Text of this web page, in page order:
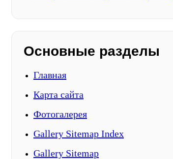
Основные разделы
Главная
Карта сайта
Фотогалерея
Gallery Sitemap Index
Gallery Sitemap